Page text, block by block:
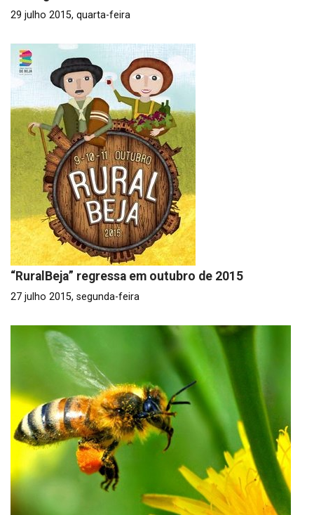
29 julho 2015, quarta-feira
“RuralBeja” regressa em outubro de 2015
27 julho 2015, segunda-feira